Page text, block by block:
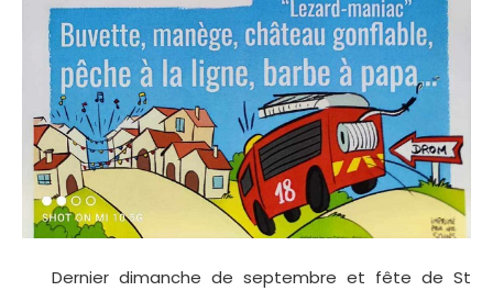
Dernier dimanche de septembre et fête de St